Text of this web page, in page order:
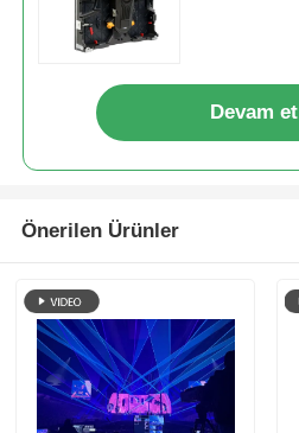
Devam et
Önerilen Ürünler